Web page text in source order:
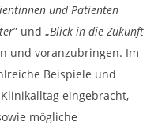
und Patienten
” und „Blick in die Zukunft
und voranzubringen. Im
Beispiele und
eingebracht,
mögliche